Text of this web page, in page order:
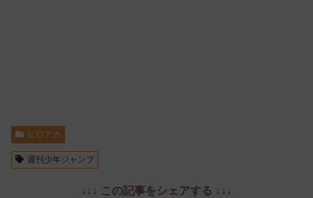
ヒロアカ
週刊少年ジャンプ
↓↓↓ この記事をシェアする ↓↓↓